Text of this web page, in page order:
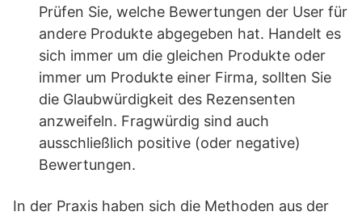
Prüfen Sie, welche Bewertungen der User für
andere Produkte abgegeben hat. Handelt es
sich immer um die gleichen Produkte oder
immer um Produkte einer Firma, sollten Sie
die Glaubwürdigkeit des Rezensenten
anzweifeln. Fragwürdig sind auch
ausschließlich positive (oder negative)
Bewertungen.
In der Praxis haben sich die Methoden aus der